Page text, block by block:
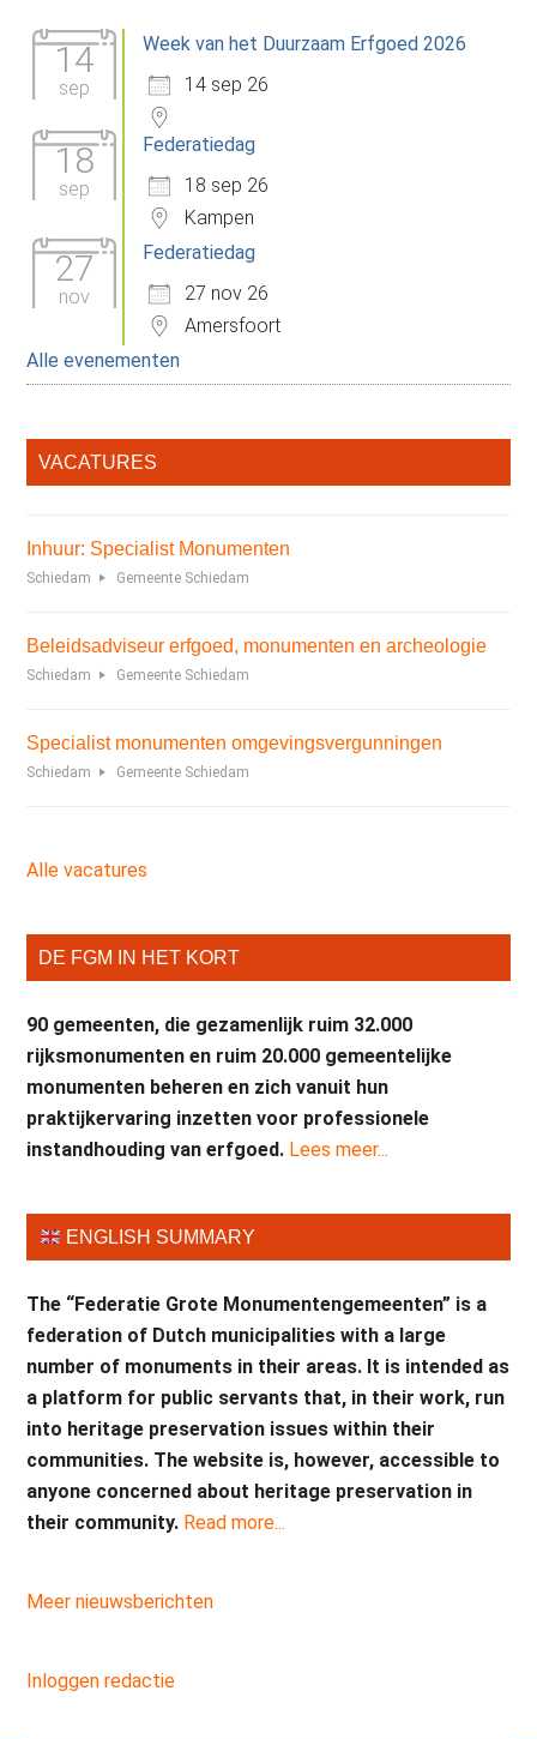
14
sep
Week van het Duurzaam Erfgoed 2026
14 sep 26
18
sep
Federatiedag
18 sep 26
Kampen
27
nov
Federatiedag
27 nov 26
Amersfoort
Alle evenementen
VACATURES
Inhuur: Specialist Monumenten
Schiedam Gemeente Schiedam
Beleidsadviseur erfgoed, monumenten en archeologie
Schiedam Gemeente Schiedam
Specialist monumenten omgevingsvergunningen
Schiedam Gemeente Schiedam
Alle vacatures
DE FGM IN HET KORT
90 gemeenten, die gezamenlijk ruim 32.000
rijksmonumenten en ruim 20.000 gemeentelijke
monumenten beheren en zich vanuit hun
praktijkervaring inzetten voor professionele
instandhouding van erfgoed. Lees meer...
ENGLISH SUMMARY
The “Federatie Grote Monumentengemeenten” is a
federation of Dutch municipalities with a large
number of monuments in their areas. It is intended as
a platform for public servants that, in their work, run
into heritage preservation issues within their
communities. The website is, however, accessible to
anyone concerned about heritage preservation in
their community. Read more...
Meer nieuwsberichten
Inloggen redactie